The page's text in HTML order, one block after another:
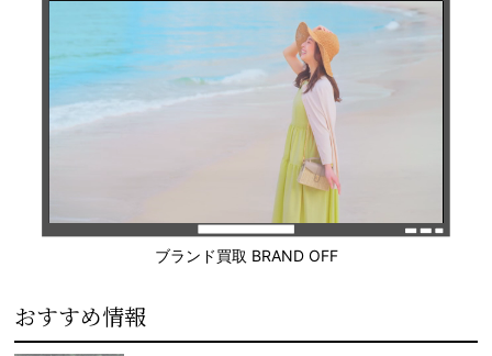
ブランド買取 BRAND OFF
おすすめ情報